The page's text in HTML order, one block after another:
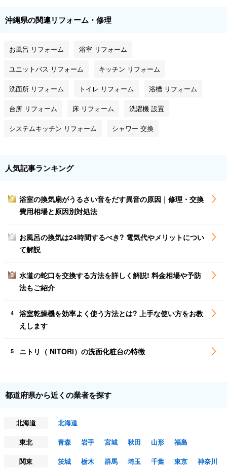
沖縄県の関連リフォーム・修理
お風呂 リフォーム 浴室 リフォーム
ユニットバス リフォーム キッチン リフォーム
洗面所 リフォーム トイレ リフォーム 浴槽 リフォーム
台所 リフォーム 床 リフォーム 洗濯機 設置
システムキッチン リフォーム シャワー 交換
人気記事ランキング
1
浴室の換気扇がうるさい音をだす異音の原因｜修理・交換
費用相場と原因別対処法
2
お風呂の換気は24時間するべき? 電気代やメリットについ
て解説
3
水道の蛇口を交換する方法を詳しく解説! 料金相場や予防
法もご紹介
4
浴室乾燥機を効率よく使う方法とは? 上手な使い方をお教
えします
5 ニトリ（ NITORI）の洗面化粧台の特徴
都道府県から近くの業者を探す
北海道
北海道
東北
青森 岩手 宮城 秋田 山形
福島
関東
茨城 栃木 群馬 埼玉 千葉 東京
神奈川